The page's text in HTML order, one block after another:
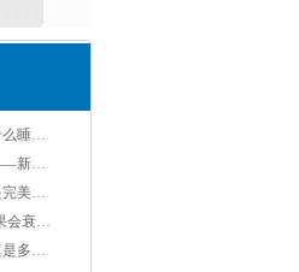
装了别墅三恒系统，宝宝为什么睡得香？
别墅中央新风是智商税吗？——新宜能
为什么地源热泵和三恒系统是完美组合？
别墅地源热泵使用3-5后，效果会衰退吗?——新宜能
担心地源热泵打井，原来我真是多虑了-新宜能